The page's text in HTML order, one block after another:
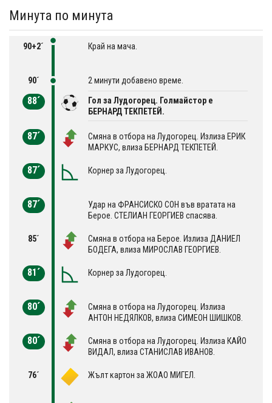
Минута по минута
90+2´ Край на мача.
90´ 2 минути добавено време.
88´
Гол за Лудогорец. Голмайстор е
БЕРНАРД ТЕКПЕТЕЙ.
87´
Смяна в отбора на Лудогорец. Излиза ЕРИК
МАРКУС, влиза БЕРНАРД ТЕКПЕТЕЙ.
87´ Корнер за Лудогорец.
87´
Удар на ФРАНСИСКО СОН във вратата на
Берое. СТЕЛИАН ГЕОРГИЕВ спасява.
85´
Смяна в отбора на Берое. Излиза ДАНИЕЛ
БОДЕГА, влиза МИРОСЛАВ ГЕОРГИЕВ.
81´ Корнер за Лудогорец.
80´
Смяна в отбора на Лудогорец. Излиза
АНТОН НЕДЯЛКОВ, влиза СИМЕОН ШИШКОВ.
80´
Смяна в отбора на Лудогорец. Излиза КАЙО
ВИДАЛ, влиза СТАНИСЛАВ ИВАНОВ.
76´ Жълт картон за ЖОАО МИГЕЛ.